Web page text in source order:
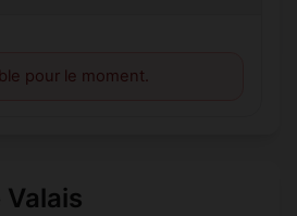
pour le moment.